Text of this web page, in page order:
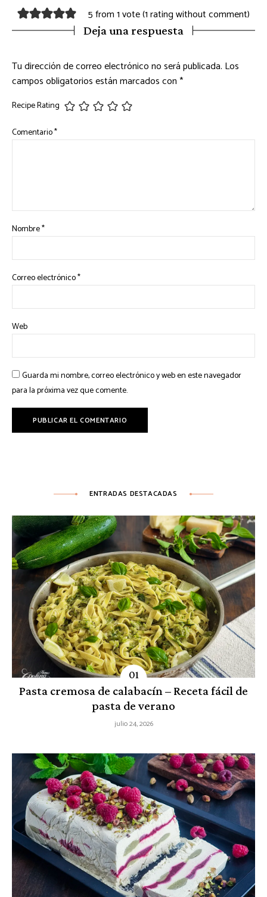
5 from 1 vote (1 rating without comment)
Deja una respuesta
Tu dirección de correo electrónico no será publicada. Los
campos obligatorios están marcados con*
Recipe Rating
Comentario*
Nombre*
Correo electrónico*
Web
Guarda mi nombre, correo electrónico y web en este navegador
para la próxima vez que comente.
ENTRADAS DESTACADAS
Pasta cremosa de calabacín – Receta fácil de
pasta de verano
julio 24, 2026